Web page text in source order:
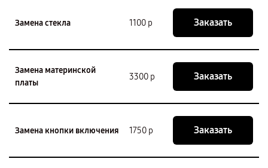
Замена стекла 1100 р Заказать
Замена материнской
платы
3300 р Заказать
Замена кнопки включения 1750 р Заказать